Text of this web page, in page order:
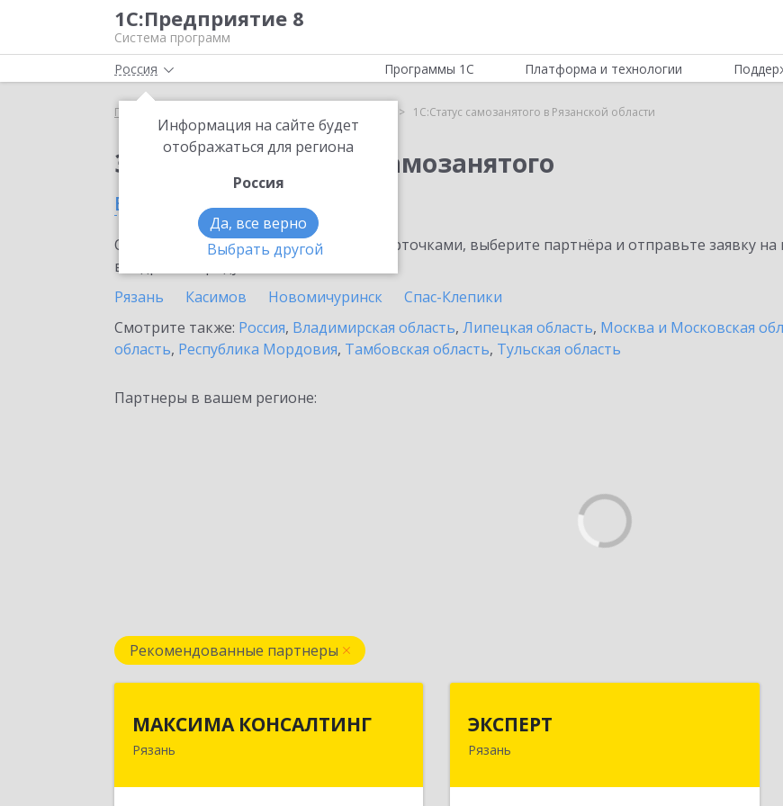
1С:Предприятие 8
Система программ
Россия
Информация на сайте будет
отображаться для региона
Россия
Да, все верно
Выбрать другой
Программы 1С Платформа и технологии
Главная 1С:Статус самозанятого в Рязанской области
Заказать 1С:Статус самозанятого
в Рязанской области
Ознакомьтесь с информационными карточками, выберите партнёра и отправьте заявку
внедрение продукта.
Рязань
Касимов Новомичуринск
Спас-Клепики
Смотрите также: Россия, Владимирская область, Липецкая область, Москва и Московская
область, Республика Мордовия, Тамбовская область, Тульская область
Партнеры в вашем регионе:
Рекомендованные партнеры
МАКСИМА КОНСАЛТИНГ
Рязань
ЭКСПЕРТ
Рязань